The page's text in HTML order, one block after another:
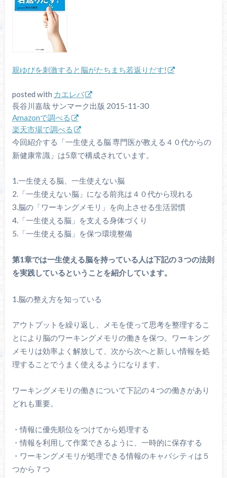
親ゆびを刺激すると脳がたちまち若返りだす!
posted with カエレバ
長谷川嘉哉 サンマーク出版 2015-11-30
Amazonで調べる
楽天市場で調べる
今回紹介する「一生使える脳 専門医が教える４０代からの
新健康常識」は5章で構成されています。
1.一生使える脳、一生使えない脳
2.「一生使えない脳」になる前兆は４０代から現れる
3.脳の「ワーキングメモリ」を向上させる生活習慣
4.「一生使える脳」を支える身体づくり
5.「一生使える脳」を保つ環境整備
第1章では一生使える脳を持っている人は下記の３つの法則
を実践しているということを紹介しています。
1.脳の整え方を知っている
アウトプットを繰り返し、メモを使って思考を整理するこ
とにより脳のワーキングメモリの働きを保つ。ワーキング
メモリは効率よく解放して、次から次へと新しい情報を処
理することでうまく使えるようになります。
ワーキングメモリの働きについて下記の４つの働きがあり
どれも重要。
・情報に優先順位をつけてから処理する
・情報を利用して作業できるように、一時的に保存する
・ワーキングメモリが処理できる情報のキャパシティは５
つから７つ